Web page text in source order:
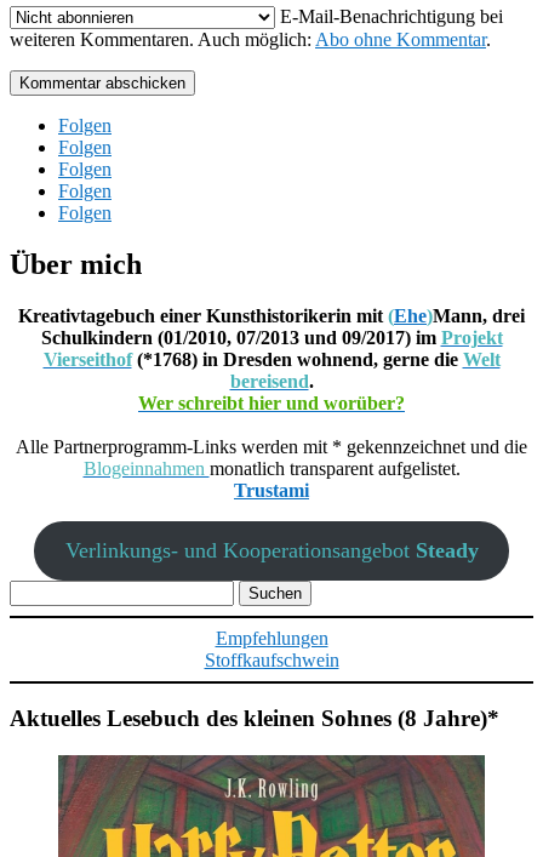
E-Mail-Benachrichtigung bei
weiteren Kommentaren. Auch möglich: Abo ohne Kommentar.
Kommentar abschicken
Folgen
Folgen
Folgen
Folgen
Folgen
Über mich
Kreativtagebuch einer Kunsthistorikerin mit (Ehe)Mann, drei
Schulkindern (01/2010, 07/2013 und 09/2017) im Projekt
Vierseithof(*1768) in Dresden wohnend, gerne die Welt
bereisend.
Wer schreibt hier und worüber?
Alle Partnerprogramm-Links werden mit * gekennzeichnet und die
Blogeinnahmen monatlich transparent aufgelistet.
Trustami
Verlinkungs- und Kooperationsangebot Steady
nach:
Empfehlungen
Stoffkaufschwein
Aktuelles Lesebuch des kleinen Sohnes (8 Jahre)*